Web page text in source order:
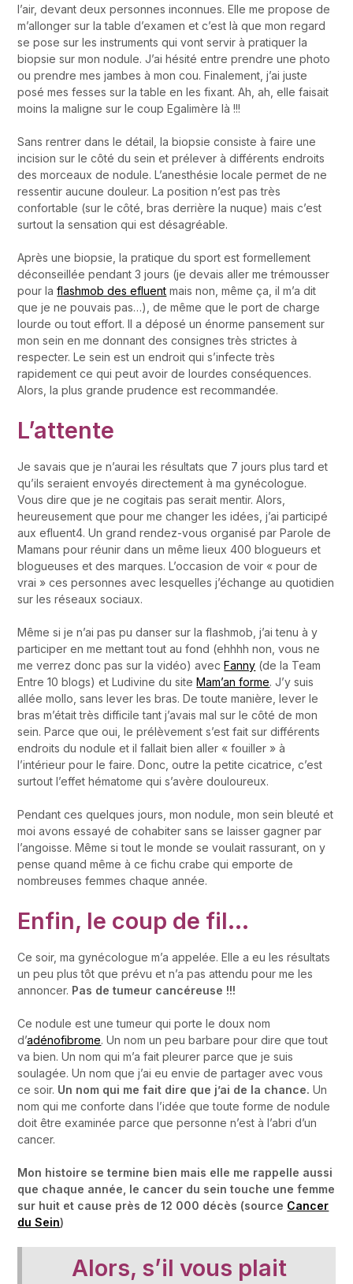
l’air, devant deux personnes inconnues. Elle me propose de
m’allonger sur la table d’examen et c’est là que mon regard
se pose sur les instruments qui vont servir à pratiquer la
biopsie sur mon nodule. J’ai hésité entre prendre une photo
ou prendre mes jambes à mon cou. Finalement, j’ai juste
posé mes fesses sur la table en les fixant. Ah, ah, elle faisait
moins la maligne sur le coup Egalimère là !!!
Sans rentrer dans le détail, la biopsie consiste à faire une
incision sur le côté du sein et prélever à différents endroits
des morceaux de nodule. L’anesthésie locale permet de ne
ressentir aucune douleur. La position n’est pas très
confortable (sur le côté, bras derrière la nuque) mais c’est
surtout la sensation qui est désagréable.
Après une biopsie, la pratique du sport est formellement
déconseillée pendant 3 jours (je devais aller me trémousser
pour laflashmob des efluent mais non, même ça, il m’a dit
que je ne pouvais pas…), de même que le port de charge
lourde ou tout effort. Il a déposé un énorme pansement sur
mon sein en me donnant des consignes très strictes à
respecter. Le sein est un endroit qui s’infecte très
rapidement ce qui peut avoir de lourdes conséquences.
Alors, la plus grande prudence est recommandée.
L’attente
Je savais que je n’aurai les résultats que 7 jours plus tard et
qu’ils seraient envoyés directement à ma gynécologue.
Vous dire que je ne cogitais pas serait mentir. Alors,
heureusement que pour me changer les idées, j’ai participé
aux efluent4. Un grand rendez-vous organisé par Parole de
Mamans pour réunir dans un même lieux 400 blogueurs et
blogueuses et des marques. L’occasion de voir « pour de
vrai » ces personnes avec lesquelles j’échange au quotidien
sur les réseaux sociaux.
Même si je n’ai pas pu danser sur la flashmob, j’ai tenu à y
participer en me mettant tout au fond (ehhhh non, vous ne
me verrez donc pas sur la vidéo) avecFanny (de la Team
Entre 10 blogs) et Ludivine du siteMam’an forme. J’y suis
allée mollo, sans lever les bras. De toute manière, lever le
bras m’était très difficile tant j’avais mal sur le côté de mon
sein. Parce que oui, le prélèvement s’est fait sur différents
endroits du nodule et il fallait bien aller « fouiller » à
l’intérieur pour le faire. Donc, outre la petite cicatrice, c’est
surtout l’effet hématome qui s’avère douloureux.
Pendant ces quelques jours, mon nodule, mon sein bleuté et
moi avons essayé de cohabiter sans se laisser gagner par
l’angoisse. Même si tout le monde se voulait rassurant, on y
pense quand même à ce fichu crabe qui emporte de
nombreuses femmes chaque année.
Enfin, le coup de fil…
Ce soir, ma gynécologue m’a appelée. Elle a eu les résultats
un peu plus tôt que prévu et n’a pas attendu pour me les
annoncer. Pas de tumeur cancéreuse !!!
Ce nodule est une tumeur qui porte le doux nom
d’adénofibrome. Un nom un peu barbare pour dire que tout
va bien. Un nom qui m’a fait pleurer parce que je suis
soulagée. Un nom que j’ai eu envie de partager avec vous
ce soir. Un nom qui me fait dire que j’ai de la chance. Un
nom qui me conforte dans l’idée que toute forme de nodule
doit être examinée parce que personne n’est à l’abri d’un
cancer.
Mon histoire se termine bien mais elle me rappelle aussi
que chaque année, le cancer du sein touche une femme
sur huit et cause près de 12 000 décès (source Cancer
du Sein)
Alors, s’il vous plait